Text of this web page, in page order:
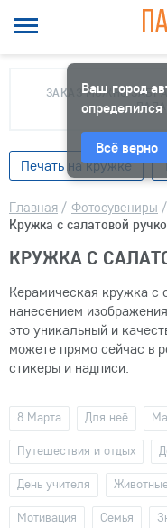
Ваш город
определился
Всё верно
ЗАКАЗ МОЖНО
Печать на кружке
Главная / Фотосувениры /
Кружка с салатовой
КРУЖКА С
Керамическая кружка с
нанесением
это уникальный и
можете прямо сейчас в
стикеры и надписи.
8 Марта Для неё
Путешествия и отдых
День учителя
Мотивация Семья